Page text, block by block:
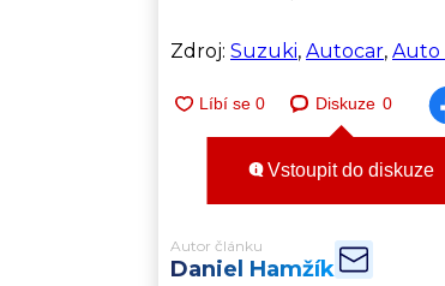
Zdroj: Suzuki, Autocar, Auto
Diskuze 0
Vstoupit do diskuze
Autor článku
Daniel Hamžík